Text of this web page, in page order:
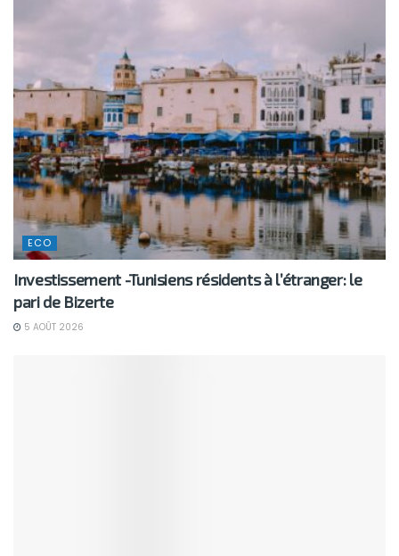
ECO
Investissement -Tunisiens résidents à l’étranger: le
pari de Bizerte
5 AOÛT 2026